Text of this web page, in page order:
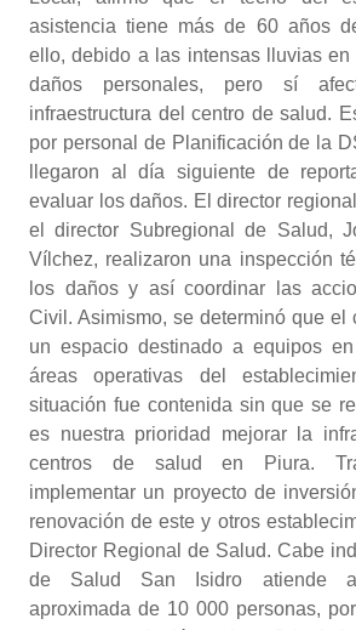
asistencia tiene más de 60 años
ello, debido a las intensas lluvias
daños personales, pero sí
infraestructura del centro de salud.
por personal de Planificación de la
llegaron al día siguiente de
evaluar los daños. El director
el director Subregional de Salud,
Vílchez, realizaron una inspección
los daños y así coordinar las
Civil. Asimismo, se determinó que el
un espacio destinado a equipos
áreas operativas del
situación fue contenida sin que se
es nuestra prioridad mejorar la
centros de salud en Piura.
implementar un proyecto de
renovación de este y otros
Director Regional de Salud. Cabe
de Salud San Isidro atiende
aproximada de 10 000 personas,